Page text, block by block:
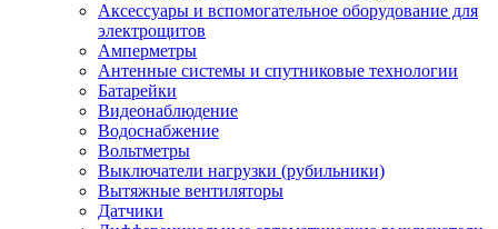
Аксессуары и вспомогательное оборудование для
электрощитов
Амперметры
Антенные системы и спутниковые технологии
Батарейки
Видеонаблюдение
Водоснабжение
Вольтметры
Выключатели нагрузки (рубильники)
Вытяжные вентиляторы
Датчики